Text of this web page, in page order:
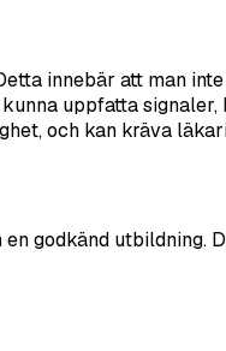
innebär att man
uppfatta
och kan kräva
godkänd utbildning.